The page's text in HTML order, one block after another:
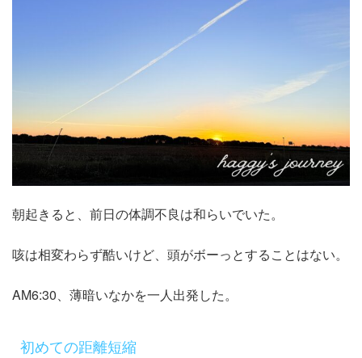
朝起きると、前日の体調不良は和らいでいた。
咳は相変わらず酷いけど、頭がボーっとすることはない。
AM6:30、薄暗いなかを一人出発した。
初めての距離短縮